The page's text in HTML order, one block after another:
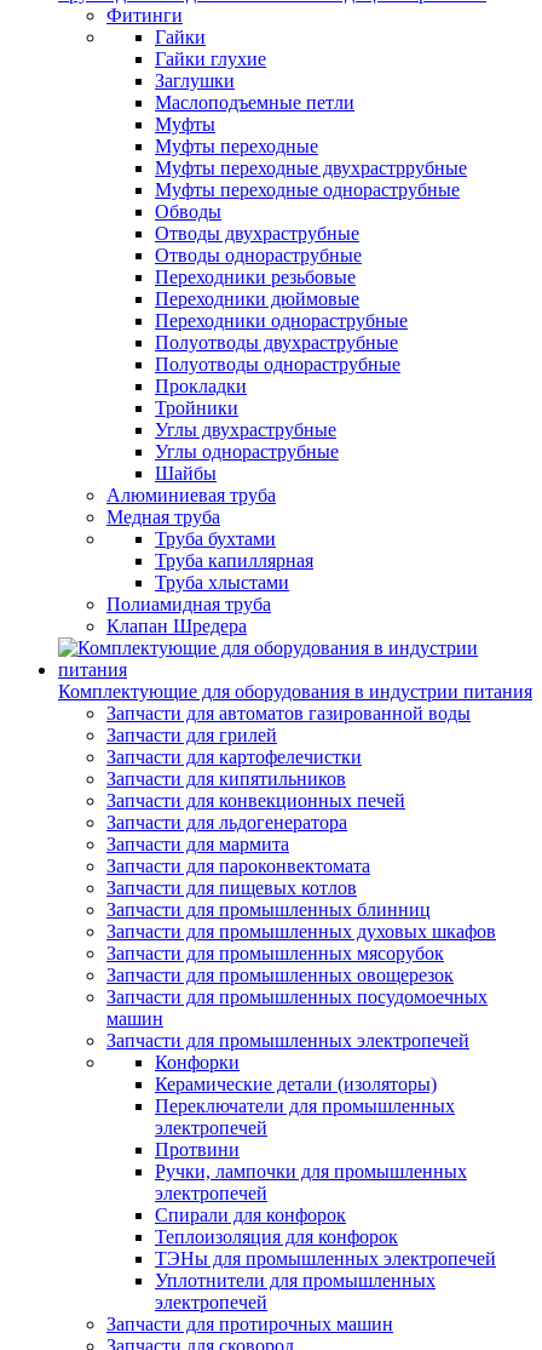
Фитинги
Гайки
Гайки глухие
Заглушки
Маслоподъемные петли
Муфты
Муфты переходные
Муфты переходные двухрастррубные
Муфты переходные однораструбные
Обводы
Отводы двухраструбные
Отводы однораструбные
Переходники резьбовые
Переходники дюймовые
Переходники однораструбные
Полуотводы двухраструбные
Полуотводы однораструбные
Прокладки
Тройники
Углы двухраструбные
Углы однораструбные
Шайбы
Алюминиевая труба
Медная труба
Труба бухтами
Труба капиллярная
Труба хлыстами
Полиамидная труба
Клапан Шредера
Комплектующие для оборудования в индустрии питания
Запчасти для автоматов газированной воды
Запчасти для грилей
Запчасти для картофелечистки
Запчасти для кипятильников
Запчасти для конвекционных печей
Запчасти для льдогенератора
Запчасти для мармита
Запчасти для пароконвектомата
Запчасти для пищевых котлов
Запчасти для промышленных блинниц
Запчасти для промышленных духовых шкафов
Запчасти для промышленных мясорубок
Запчасти для промышленных овощерезок
Запчасти для промышленных посудомоечных
машин
Запчасти для промышленных электропечей
Конфорки
Керамические детали (изоляторы)
Переключатели для промышленных
электропечей
Протвини
Ручки, лампочки для промышленных
электропечей
Спирали для конфорок
Теплоизоляция для конфорок
ТЭНы для промышленных электропечей
Уплотнители для промышленных
электропечей
Запчасти для протирочных машин
Запчасти для сковород